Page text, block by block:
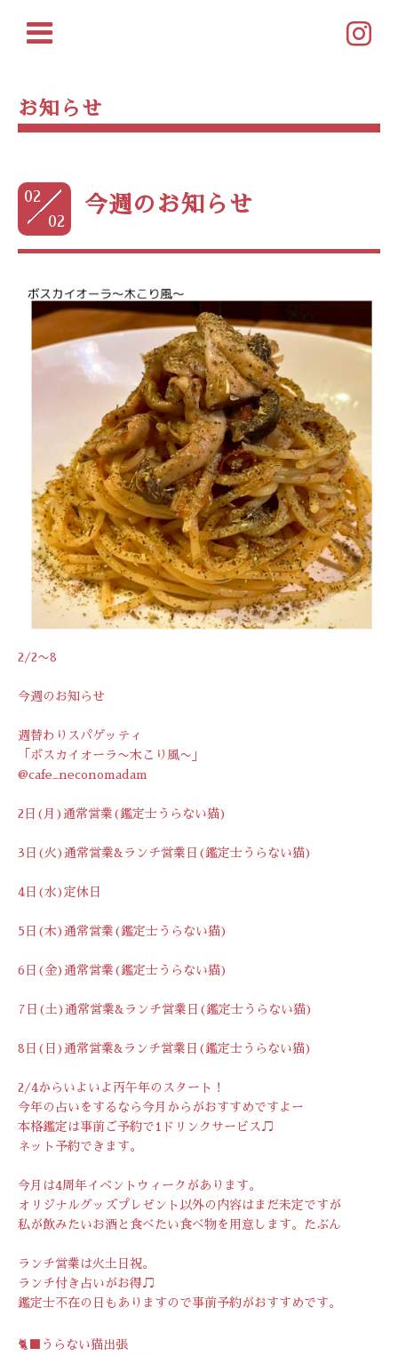
お知らせ
02
02
今週のお知らせ
2/2〜8
今週のお知らせ
週替わりスパゲッティ
「ボスカイオーラ〜木こり風〜」
@cafe_neconomadam
2日(月)通常営業(鑑定士うらない猫)
3日(火)通常営業&ランチ営業日(鑑定士うらない猫)
4日(水)定休日
5日(木)通常営業(鑑定士うらない猫)
6日(金)通常営業(鑑定士うらない猫)
7日(土)通常営業&ランチ営業日(鑑定士うらない猫)
8日(日)通常営業&ランチ営業日(鑑定士うらない猫)
2/4からいよいよ丙午年のスタート！
今年の占いをするなら今月からがおすすめですよー
本格鑑定は事前ご予約で1ドリンクサービス♫
ネット予約できます。
今月は4周年イベントウィークがあります。
オリジナルグッズプレゼント以外の内容はまだ未定ですが
私が飲みたいお酒と食べたい食べ物を用意します。たぶん
ランチ営業は火土日祝。
ランチ付き占いがお得♫
鑑定士不在の日もありますので事前予約がおすすめです。
🐈‍⬛うらない猫出張